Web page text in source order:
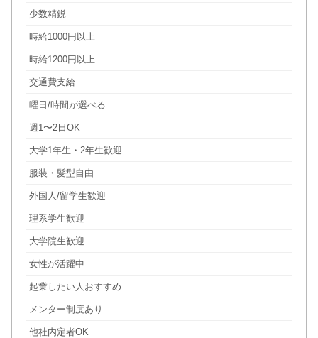
少数精鋭
時給1000円以上
時給1200円以上
交通費支給
曜日/時間が選べる
週1〜2日OK
大学1年生・2年生歓迎
服装・髪型自由
外国人/留学生歓迎
理系学生歓迎
大学院生歓迎
女性が活躍中
起業したい人おすすめ
メンター制度あり
他社内定者OK